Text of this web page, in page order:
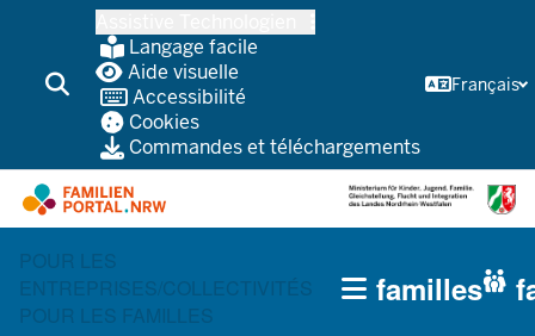
contenu
Langage facile
Aide visuelle
Accessibilité
Cookies
Commandes et téléchargements
Français
POUR LES
ENTREPRISES/COLLECTIVITÉS
POUR LES FAMILLES
HAUPTNAVIGATION
(TRÄGERBEREICH)
familles